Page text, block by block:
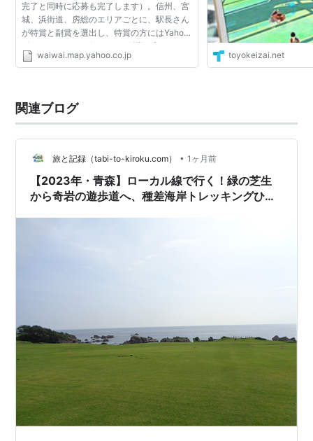
完了と同時に応募も完了します）。信州、宮
城、浜街道、房総のエリアごとに、駅長さん
が特賞と副賞を選出し、特賞の方にはYahoo!
ポイント20,000ポイント、副賞の方には
Yahoo!ポイント5,000ポイントをプレゼン
waiwai.map.yahoo.co.jp toyokeizai.net
関連ブログ
旅と記録（tabi-to-kiroku.com） • 1ヶ月前
【2023年・青森】ローカル線で行く！緑の芝生
から奇岩の遊歩道へ、種差海岸トレッキングひと